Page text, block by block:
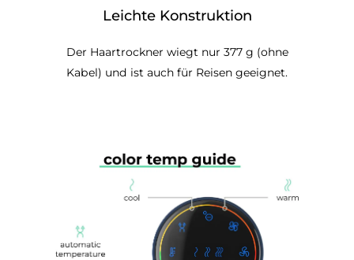
Leichte Konstruktion
Der Haartrockner wiegt nur 377 g (ohne
Kabel) und ist auch für Reisen geeignet.